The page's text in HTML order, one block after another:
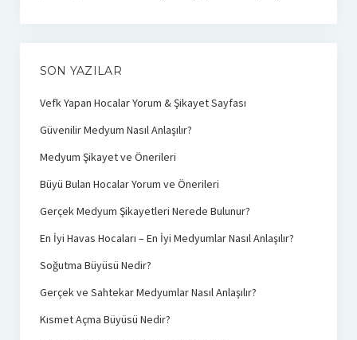
SON YAZILAR
Vefk Yapan Hocalar Yorum & Şikayet Sayfası
Güvenilir Medyum Nasıl Anlaşılır?
Medyum Şikayet ve Önerileri
Büyü Bulan Hocalar Yorum ve Önerileri
Gerçek Medyum Şikayetleri Nerede Bulunur?
En İyi Havas Hocaları – En İyi Medyumlar Nasıl Anlaşılır?
Soğutma Büyüsü Nedir?
Gerçek ve Sahtekar Medyumlar Nasıl Anlaşılır?
Kısmet Açma Büyüsü Nedir?